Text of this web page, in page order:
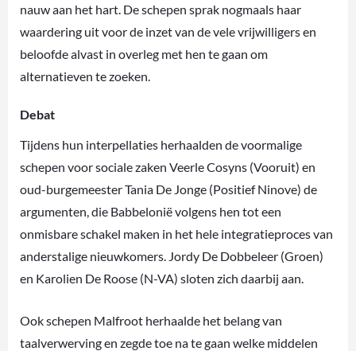
nauw aan het hart. De schepen sprak nogmaals haar
waardering uit voor de inzet van de vele vrijwilligers en
beloofde alvast in overleg met hen te gaan om
alternatieven te zoeken.
Debat
Tijdens hun interpellaties herhaalden de voormalige
schepen voor sociale zaken Veerle Cosyns (Vooruit) en
oud-burgemeester Tania De Jonge (Positief Ninove) de
argumenten, die Babbelonië volgens hen tot een
onmisbare schakel maken in het hele integratieproces van
anderstalige nieuwkomers. Jordy De Dobbeleer (Groen)
en Karolien De Roose (N-VA) sloten zich daarbij aan.
Ook schepen Malfroot herhaalde het belang van
taalverwerving en zegde toe na te gaan welke middelen